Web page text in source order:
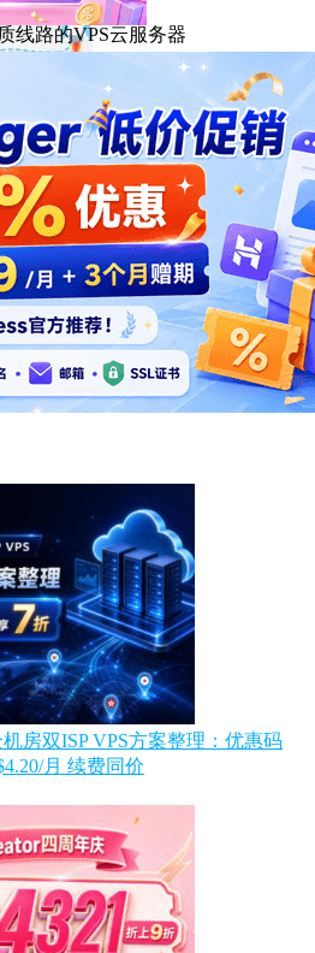
线路的VPS云服务器
房双ISP VPS方案整理：优惠码
月 续费同价